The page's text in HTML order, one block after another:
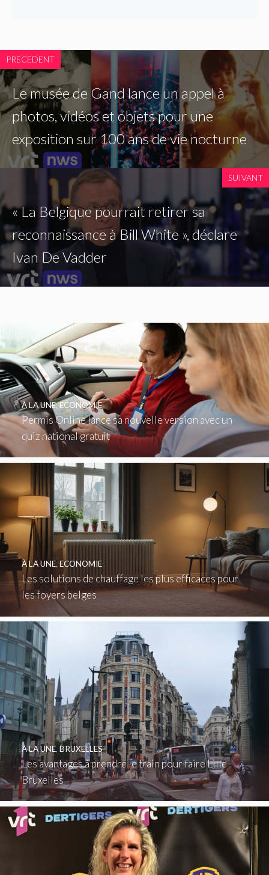
PRECEDENT
Le musée de Gand lance un appel à
photos, vidéos et objets pour une
exposition sur 100 ans de vie nocturne
SUIVANT
« La Belgique pourrait retirer sa
reconnaissance à Bill White », déclare
Ivan De Vadder
Permis Online lance sa nouvelle version avec un
quiz national gratuit
À LA UNE,ECONOMIE
Les solutions de chauffage les plus efficaces pour
les foyers belges
À LA UNE, ECONOMIE
Les avantages à prendre le train pour faire Lille
Bruxelles
À LA UNE, BRUXELLES